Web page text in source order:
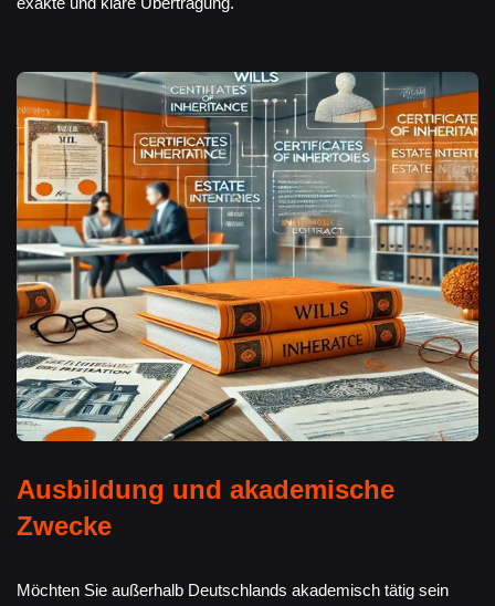
Ausbildung und akademische
Zwecke
Möchten Sie außerhalb Deutschlands akademisch tätig sein